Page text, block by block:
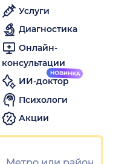
Услуги
Диагностика
Онлайн-
консультации
ИИ-доктор
Психологи
Акции